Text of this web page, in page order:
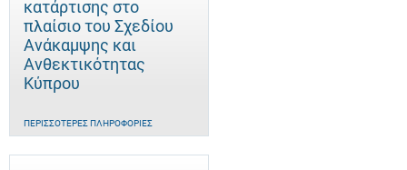
κατάρτισης στο
πλαίσιο του Σχεδίου
Ανάκαμψης και
Ανθεκτικότητας
Κύπρου
ΠΕΡΙΣΣΌΤΕΡΕΣ ΠΛΗΡΟΦΟΡΊΕΣ